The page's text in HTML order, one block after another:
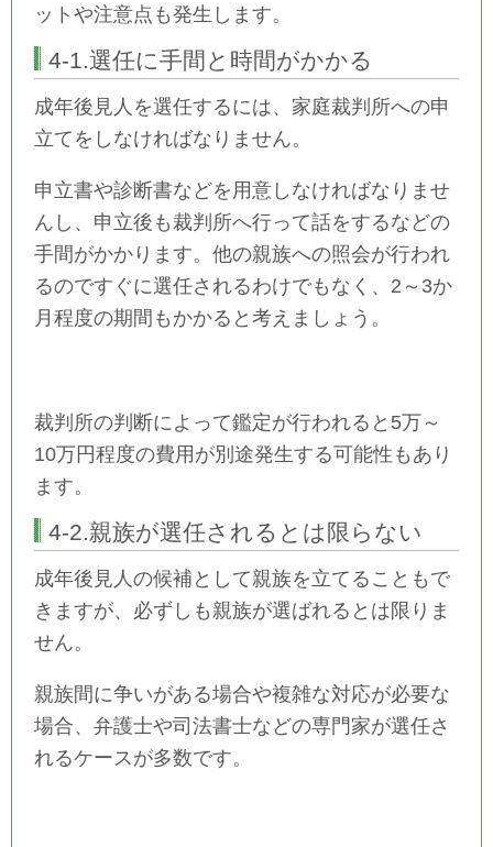
ットや注意点も発生します。
4-1.選任に手間と時間がかかる
成年後見人を選任するには、家庭裁判所への申
立てをしなければなりません。
申立書や診断書などを用意しなければなりませ
んし、申立後も裁判所へ行って話をするなどの
手間がかかります。他の親族への照会が行われ
るのですぐに選任されるわけでもなく、2～3か
月程度の期間もかかると考えましょう。
裁判所の判断によって鑑定が行われると5万～
10万円程度の費用が別途発生する可能性もあり
ます。
4-2.親族が選任されるとは限らない
成年後見人の候補として親族を立てることもで
きますが、必ずしも親族が選ばれるとは限りま
せん。
親族間に争いがある場合や複雑な対応が必要な
場合、弁護士や司法書士などの専門家が選任さ
れるケースが多数です。